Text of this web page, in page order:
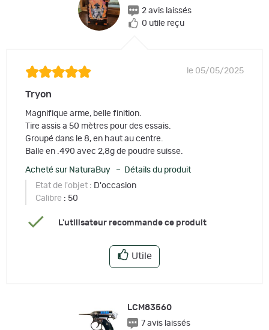
2 avis laissés
0 utile reçu
le 05/05/2025
Tryon
Magnifique arme, belle finition.
Tire assis a 50 mètres pour des essais.
Groupé dans le 8, en haut au centre.
Balle en .490 avec 2,8g de poudre suisse.
Acheté sur NaturaBuy – Détails du produit
Etat de l'objet : D'occasion
Calibre : 50
L'utilisateur recommande ce produit
Utile
LCM83560
7 avis laissés